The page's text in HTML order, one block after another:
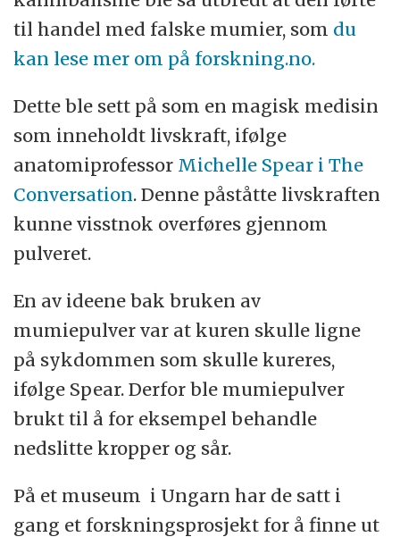
til handel med falske mumier, som du
kan lese mer om på forskning.no.
Dette ble sett på som en magisk medisin
som inneholdt livskraft, ifølge
anatomiprofessor Michelle Spear i The
Conversation. Denne påståtte livskraften
kunne visstnok overføres gjennom
pulveret.
En av ideene bak bruken av
mumiepulver var at kuren skulle ligne
på sykdommen som skulle kureres,
ifølge Spear. Derfor ble mumiepulver
brukt til å for eksempel behandle
nedslitte kropper og sår.
På et museum i Ungarn har de satt i
gang et forskningsprosjekt for å finne ut